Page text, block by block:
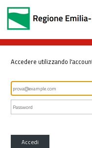
Accedere utilizzando
Accedi